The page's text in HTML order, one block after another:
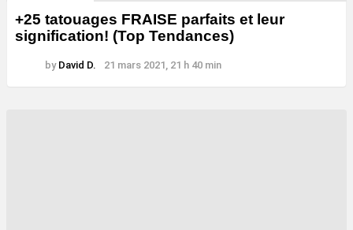
+25 tatouages ​​FRAISE parfaits et leur
signification! (Top Tendances)
by David D. 21 mars 2021, 21 h 40 min